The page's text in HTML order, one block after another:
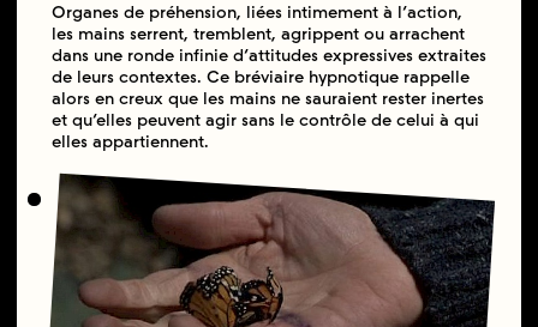
Organes de préhension, liées intimement à l’action,
les mains serrent, tremblent, agrippent ou arrachent
dans une ronde infinie d’attitudes expressives extraites
de leurs contextes. Ce bréviaire hypnotique rappelle
alors en creux que les mains ne sauraient rester inertes
et qu’elles peuvent agir sans le contrôle de celui à qui
elles appartiennent.